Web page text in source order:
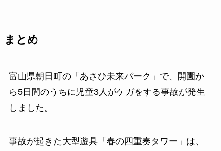
まとめ
富山県朝日町の「あさひ未来パーク」で、開園か
ら5日間のうちに児童3人がケガをする事故が発生
しました。
事故が起きた大型遊具「春の四重奏タワー」は、